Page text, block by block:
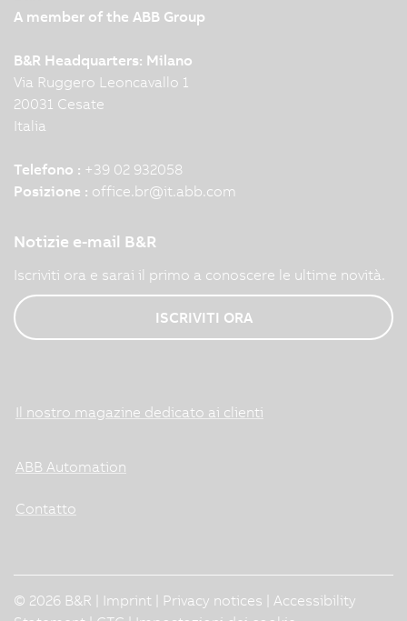
A member of the ABB Group
B&R Headquarters: Milano
Via Ruggero Leoncavallo 1
20031 Cesate
Italia
Telefono : +39 02 932058
Posizione : office.br@it.abb.com
Notizie e-mail B&R
Iscriviti ora e sarai il primo a conoscere le ultime novità.
ISCRIVITI ORA
Il nostro magazine dedicato ai clienti
ABB Automation
Contatto
© 2026 B&R | Imprint Privacy notices
Accessibility